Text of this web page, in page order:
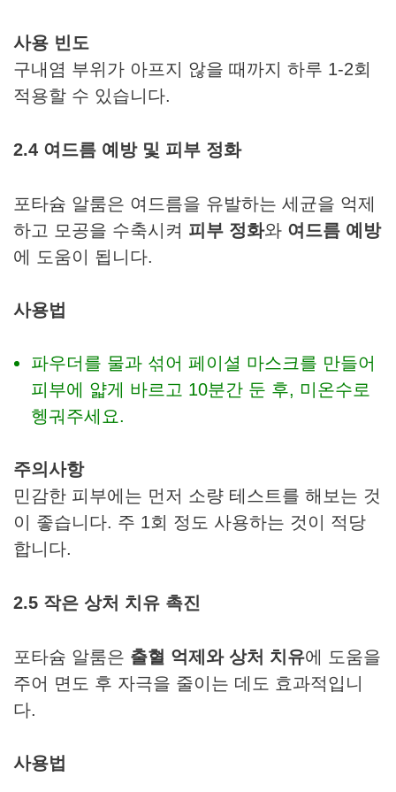
사용 빈도
구내염 부위가 아프지 않을 때까지 하루 1-2회
적용할 수 있습니다.
2.4 여드름 예방 및 피부 정화
포타슘 알룸은 여드름을 유발하는 세균을 억제
하고 모공을 수축시켜 피부 정화와 여드름 예방
에 도움이 됩니다.
사용법
파우더를 물과 섞어 페이셜 마스크를 만들어
피부에 얇게 바르고 10분간 둔 후, 미온수로
헹궈주세요.
주의사항
민감한 피부에는 먼저 소량 테스트를 해보는 것
이 좋습니다. 주 1회 정도 사용하는 것이 적당
합니다.
2.5 작은 상처 치유 촉진
포타슘 알룸은 출혈 억제와 상처 치유에 도움을
주어 면도 후 자극을 줄이는 데도 효과적입니
다.
사용법